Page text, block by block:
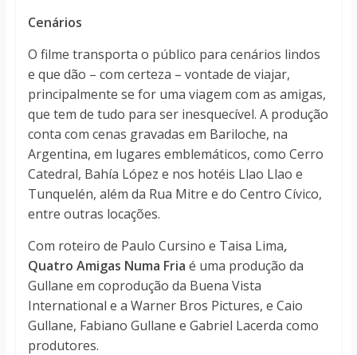
Cenários
O filme transporta o público para cenários lindos
e que dão – com certeza – vontade de viajar,
principalmente se for uma viagem com as amigas,
que tem de tudo para ser inesquecível. A produção
conta com cenas gravadas em Bariloche, na
Argentina, em lugares emblemáticos, como Cerro
Catedral, Bahía López e nos hotéis Llao Llao e
Tunquelén, além da Rua Mitre e do Centro Cívico,
entre outras locações.
Com roteiro de Paulo Cursino e Taisa Lima,
Quatro Amigas Numa Fria é uma produção da
Gullane em coprodução da Buena Vista
International e a Warner Bros Pictures, e Caio
Gullane, Fabiano Gullane e Gabriel Lacerda como
produtores.